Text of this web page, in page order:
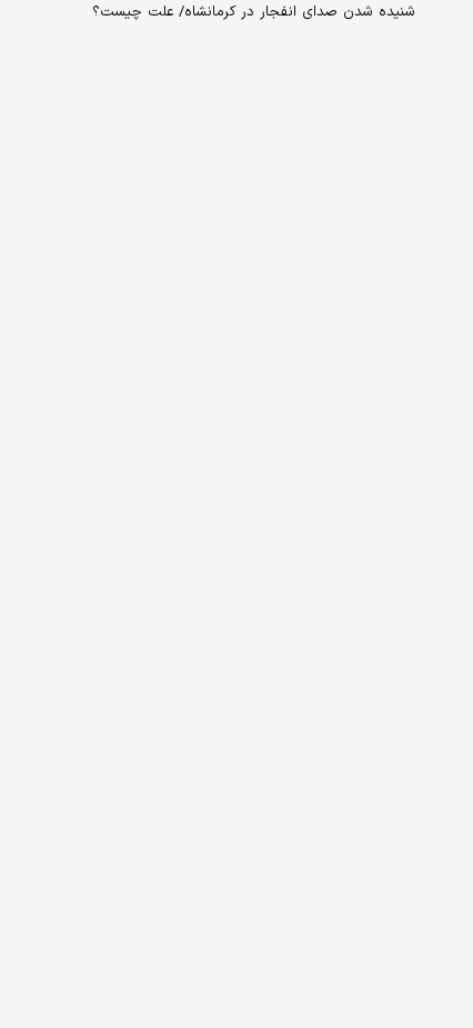
شنیده شدن صدای انفجار در کرمانشاه/ علت چیست؟